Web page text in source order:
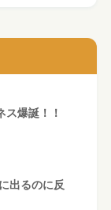
ス爆誕！！
出るのに反